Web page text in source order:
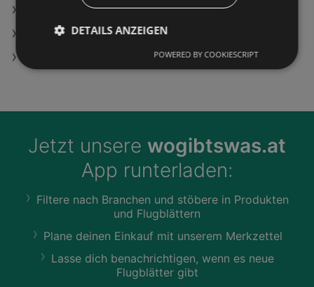
Nah&Frisch in Niederwaldkirchen
Wand-Aussenleuchte Garda Angebote
Möbelix Filialen in Bruckberg
Jetzt unsere wogibtswas.at
App runterladen:
Filtere nach Branchen und stöbere in Produkten
und Flugblättern
Plane deinen Einkauf mit unserem Merkzettel
Lasse dich benachrichtigen, wenn es neue
Flugblätter gibt
DETAILS ANZEIGEN
POWERED BY COOKIESCRIPT